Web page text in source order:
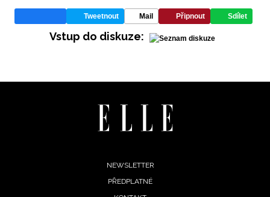
Tweetnout Mail Připnout Sdílet
Vstup do diskuze:
NEWSLETTER
PŘEDPLATNÉ